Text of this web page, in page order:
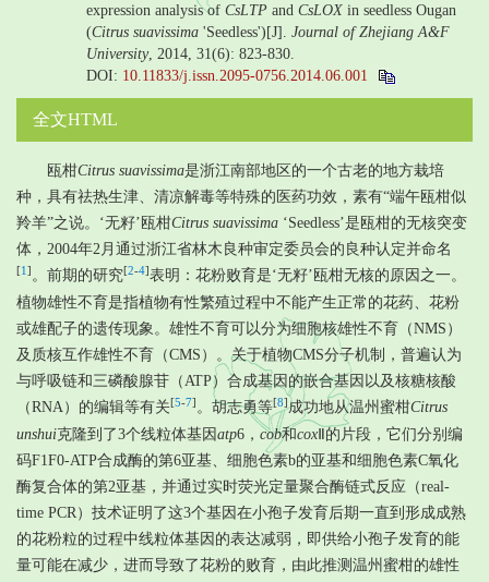
expression analysis of CsLTP and CsLOX in seedless Ougan
(Citrus suavissima 'Seedless')[J]. Journal of Zhejiang A&F
University, 2014, 31(6): 823-830.
DOI: 10.11833/j.issn.2095-0756.2014.06.001
全文HTML
瓯柑Citrus suavissima是浙江南部地区的一个古老的地方栽培
种，具有祛热生津、清凉解毒等特殊的医药功效，素有“端午瓯柑似
羚羊”之说。‘无籽’瓯柑Citrus suavissima ‘Seedless’是瓯柑的无核突变
体，2004年2月通过浙江省林木良种审定委员会的良种认定并命名
[1 ] 。前期的研究[2-4]表明：花粉败育是‘无籽’瓯柑无核的原因之一。
植物雄性不育是指植物有性繁殖过程中不能产生正常的花药、花粉
或雄配子的遗传现象。雄性不育可以分为细胞核雄性不育（NMS）
及质核互作雄性不育（CMS）。关于植物CMS分子机制，普遍认为
与呼吸链和三磷酸腺苷（ATP）合成基因的嵌合基因以及核糖核酸
（RNA）的编辑等有关[5-7] 。胡志勇等[8]成功地从温州蜜柑Citrus
unshui克隆到了3个线粒体基因 atp6， cob和cox Ⅱ的片段，它们分别编
码F1F0-ATP合成酶的第6亚基、细胞色素b的亚基和细胞色素C氧化
酶复合体的第2亚基，并通过实时荧光定量聚合酶链式反应（real-
time PCR）技术证明了这3个基因在小孢子发育后期一直到形成成熟
的花粉粒的过程中线粒体基因的表达减弱，即供给小孢子发育的能
量可能在减少，进而导致了花粉的败育，由此推测温州蜜柑的雄性